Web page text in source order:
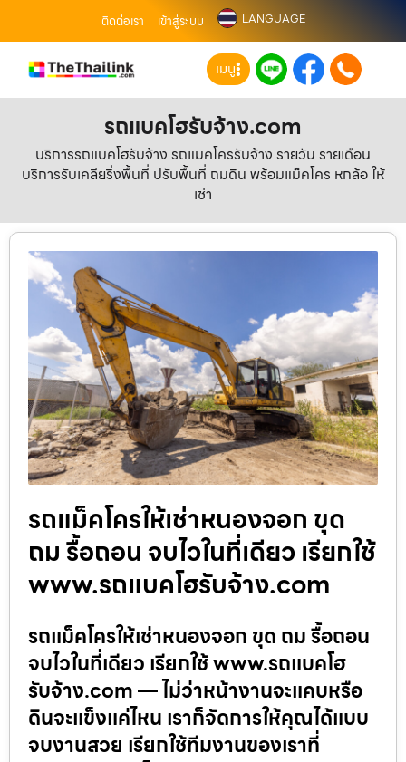
ติดต่อเรา เข้าสู่ระบบ LANGUAGE
เมนู
รถแบคโฮรับจ้าง.com
บริการรถแบคโฮรับจ้าง รถแมคโครรับจ้าง รายวัน รายเดือน
บริการรับเคลียริ่งพื้นที่ ปรับพื้นที่ ถมดิน พร้อมแม็คโคร หกล้อ ให้
เช่า
รถแม็คโครให้เช่าหนองจอก ขุด
ถม รื้อถอน จบไวในที่เดียว เรียกใช้
www.รถแบคโฮรับจ้าง.com
รถแม็คโครให้เช่าหนองจอก ขุด ถม รื้อถอน
จบไวในที่เดียว เรียกใช้ www.รถแบคโฮ
รับจ้าง.com — ไม่ว่าหน้างานจะแคบหรือ
ดินจะแข็งแค่ไหน เราก็จัดการให้คุณได้แบบ
จบงานสวย เรียกใช้ทีมงานของเราที่